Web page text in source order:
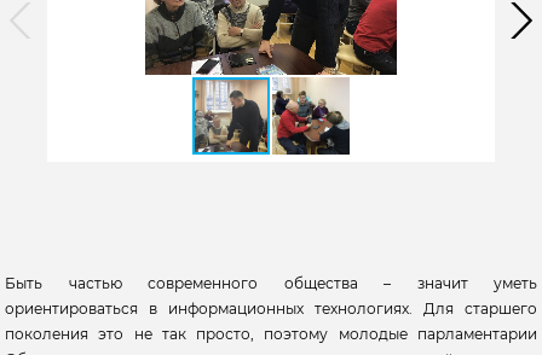
Быть частью современного общества – значит уметь
ориентироваться в информационных технологиях. Для старшего
поколения это не так просто, поэтому молодые парламентарии